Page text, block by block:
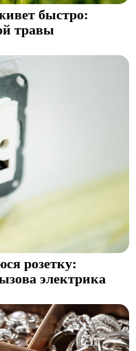
быстро:
травы
розетку:
электрика